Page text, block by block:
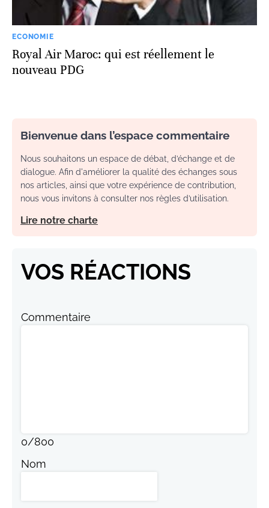
ECONOMIE
Royal Air Maroc: qui est réellement le
nouveau PDG
Bienvenue dans l’espace commentaire
Nous souhaitons un espace de débat, d’échange et de
dialogue. Afin d'améliorer la qualité des échanges sous
nos articles, ainsi que votre expérience de contribution,
nous vous invitons à consulter nos règles d’utilisation.
Lire notre charte
VOS RÉACTIONS
Commentaire
0/800
Nom